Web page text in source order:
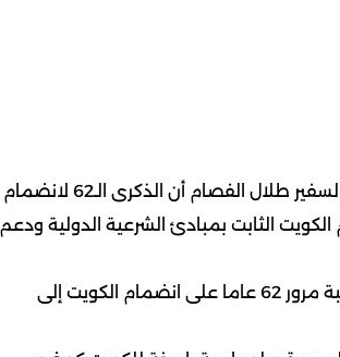
(كونا) – أكد المندوب الدائم لدى الأمم المتحدة والمنظمات الدولية في فيينا السفير طلال الفصام أن الذكرى الـ62 لانضمام
الثابت بمبادئ الشرعية الدولية ودعم
جاء ذلك في تصريح أدلى به السفير الفصام لوكالة الأنباء الكويتية (كونا) بمناسبة مرور 62 عاما على انضمام الكويت إلى